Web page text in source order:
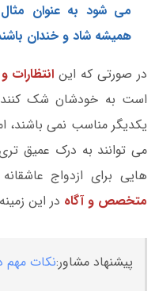
می شود به عنوان
همیشه شاد و خندان
در صورتی که این انتظارات
است به خودشان شک کنند
یکدیگر مناسب نمی باشند،
می توانند به درک عمیق
هایی برای ازدواج
متخصص و آگاه در این
پیشنهاد مشاور:نکات مهم